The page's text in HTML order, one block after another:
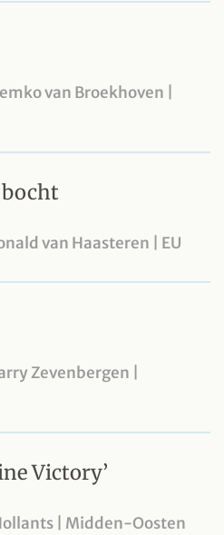
van Broekhoven |
bocht
van Haasteren | EU
Zevenbergen |
Victory’
| Midden-Oosten